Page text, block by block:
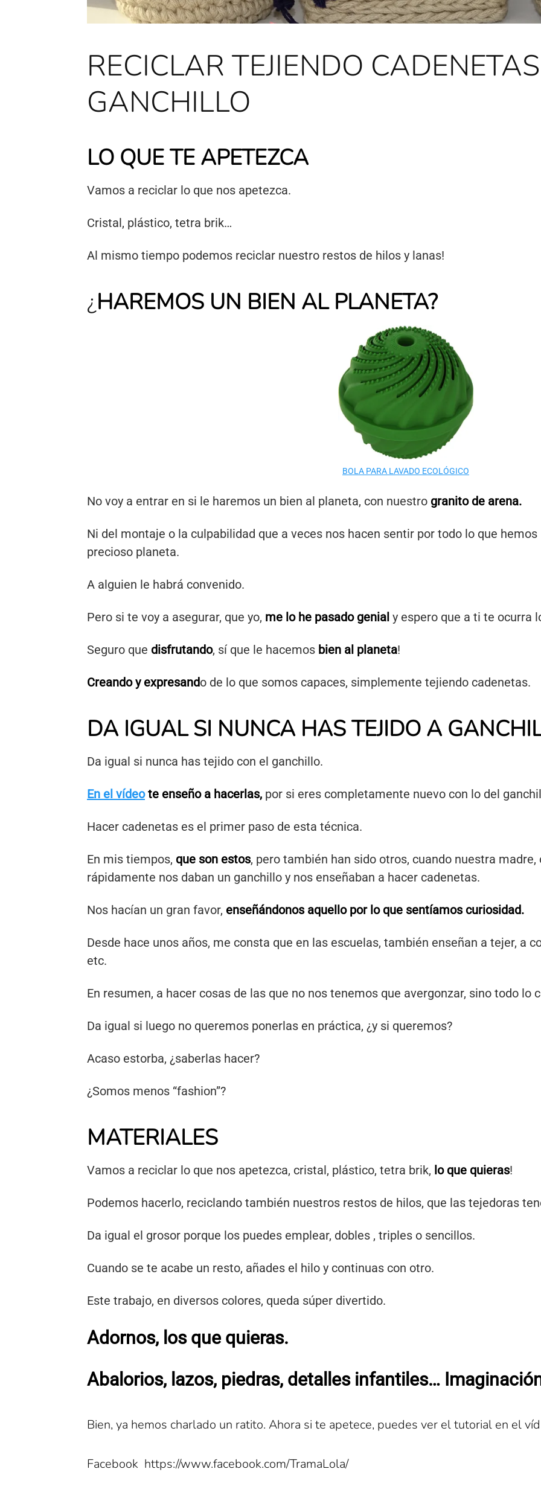
RECICLAR TEJIENDO
GANCHILLO
LO QUE TE APETEZCA
Vamos a reciclar lo que nos apetezca.
Cristal, plástico, tetra brik…
Al mismo tiempo podemos reciclar nuestro restos de hilos y lanas!
¿HAREMOS UN BIEN AL PLANETA?
BOLA PARA LAVADO ECOLÓGICO
No voy a entrar en si le haremos un bien al planeta, con nuestro granito de arena.
Ni del montaje o la culpabilidad que a veces nos hacen sentir por todo lo que
precioso planeta.
A alguien le habrá convenido.
Pero si te voy a asegurar, que yo, me lo he pasado genial y espero que a ti te ocurra
Seguro que disfrutando, sí que le hacemos bien al planeta!
Creando y expresando de lo que somos capaces, simplemente tejiendo cadenetas.
DA IGUAL SI NUNCA HAS TEJIDO A
Da igual si nunca has tejido con el ganchillo.
En el vídeote enseño a hacerlas, por si eres completamente nuevo con lo del
Hacer cadenetas es el primer paso de esta técnica.
En mis tiempos, que son estos, pero también han sido otros, cuando nuestra
rápidamente nos daban un ganchillo y nos enseñaban a hacer cadenetas.
Nos hacían un gran favor, enseñándonos aquello por lo que sentíamos curiosidad.
Desde hace unos años, me consta que en las escuelas, también enseñan a tejer, a
etc.
En resumen, a hacer cosas de las que no nos tenemos que avergonzar, sino todo lo
Da igual si luego no queremos ponerlas en práctica, ¿y si queremos?
Acaso estorba, ¿saberlas hacer?
¿Somos menos “fashion”?
MATERIALES
Vamos a reciclar lo que nos apetezca, cristal, plástico, tetra brik, lo que quieras!
Podemos hacerlo, reciclando también nuestros restos de hilos, que las tejedoras
Da igual el grosor porque los puedes emplear, dobles , triples o sencillos.
Cuando se te acabe un resto, añades el hilo y continuas con otro.
Este trabajo, en diversos colores, queda súper divertido.
Adornos, los que quieras.
Abalorios, lazos, piedras, detalles infantiles…
Bien, ya hemos charlado un ratito. Ahora si te apetece, puedes ver el tutorial en el
Facebook https://www.facebook.com/TramaLola/